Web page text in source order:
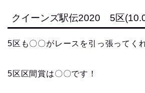
クイーンズ駅伝2020 5区
5区も〇〇がレースを引っ張ってく
5区区間賞は〇〇です！